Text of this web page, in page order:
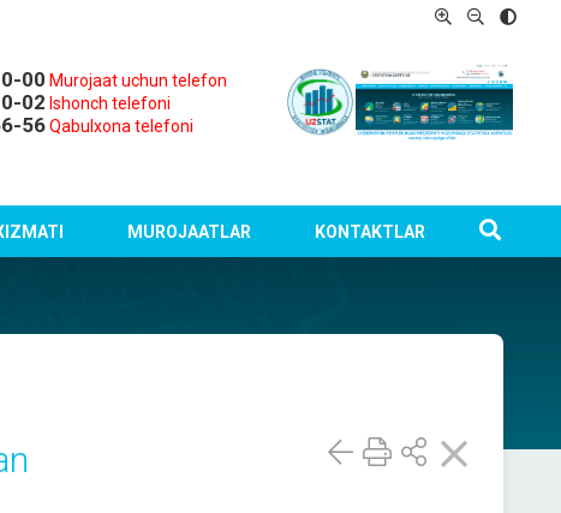
00 Murojaat uchun telefon
02 Ishonch telefoni
56 Qabulxona telefoni
MUROJAATLAR KONTAKTLAR